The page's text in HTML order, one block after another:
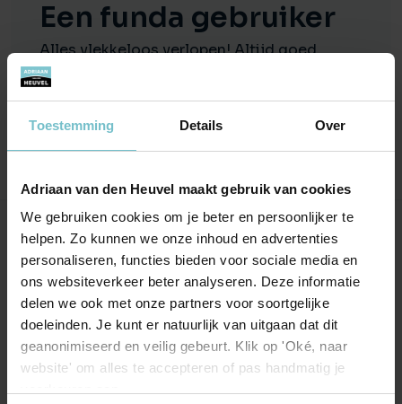
Toestemming Details Over
Adriaan van den Heuvel maakt gebruik van cookies
We gebruiken cookies om je beter en persoonlijker te
helpen. Zo kunnen we onze inhoud en advertenties
personaliseren, functies bieden voor sociale media en
ons websiteverkeer beter analyseren. Deze informatie
delen we ook met onze partners voor soortgelijke
doeleinden. Je kunt er natuurlijk van uitgaan dat dit
geanonimiseerd en veilig gebeurt. Klik op 'Oké, naar
website' om alles te accepteren of pas handmatig je
Een funda gebruiker
Alles vlekkeloos verlopen! Altijd goed
bereikbaar met de juiste antwoorden.
Goede samenvatting van de bezichtigingen.
Onze kantoren
Helmond
Hoofdstraat 155
5706 AL Helmond
info@heuvel.nl
0492 - 661 884
Eindhoven
Aalsterweg 134c
5615 CJ Eindhoven
eindhoven@heuvel.nl
040 - 78 20 849